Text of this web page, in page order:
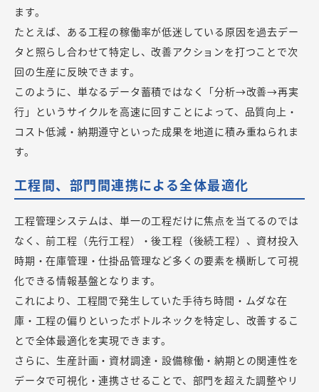
ます。
たとえば、ある工程の稼働率が低迷している原因を過去デー
タと照らし合わせて特定し、改善アクションを打つことで次
回の生産に反映できます。
このように、単なるデータ蓄積ではなく「分析→改善→再実
行」というサイクルを高速に回すことによって、品質向上・
コスト低減・納期遵守といった成果を地道に積み重ねられま
す。
工程間、部門間連携による全体最適化
工程管理システムは、単一の工程だけに焦点を当てるのでは
なく、前工程（先行工程）・後工程（後続工程）、資材投入
時期・在庫管理・仕掛品管理など多くの要素を横断して可視
化できる情報基盤となります。
これにより、工程間で発生していた手待ち時間・ムダな在
庫・工程の偏りといったボトルネックを特定し、改善するこ
とで全体最適化を実現できます。
さらに、生産計画・資材調達・設備稼働・納期との関連性を
データで可視化・連携させることで、部門を超えた調整やリ